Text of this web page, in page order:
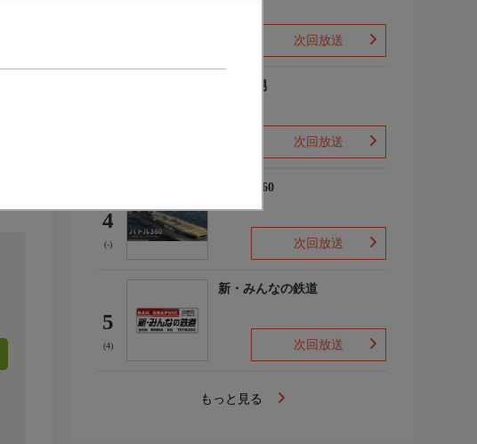
次回放送
ザ・森男
次回放送
4
(-)
バトル360
次回放送
5
(4)
新・みんなの鉄道
次回放送
もっと見る